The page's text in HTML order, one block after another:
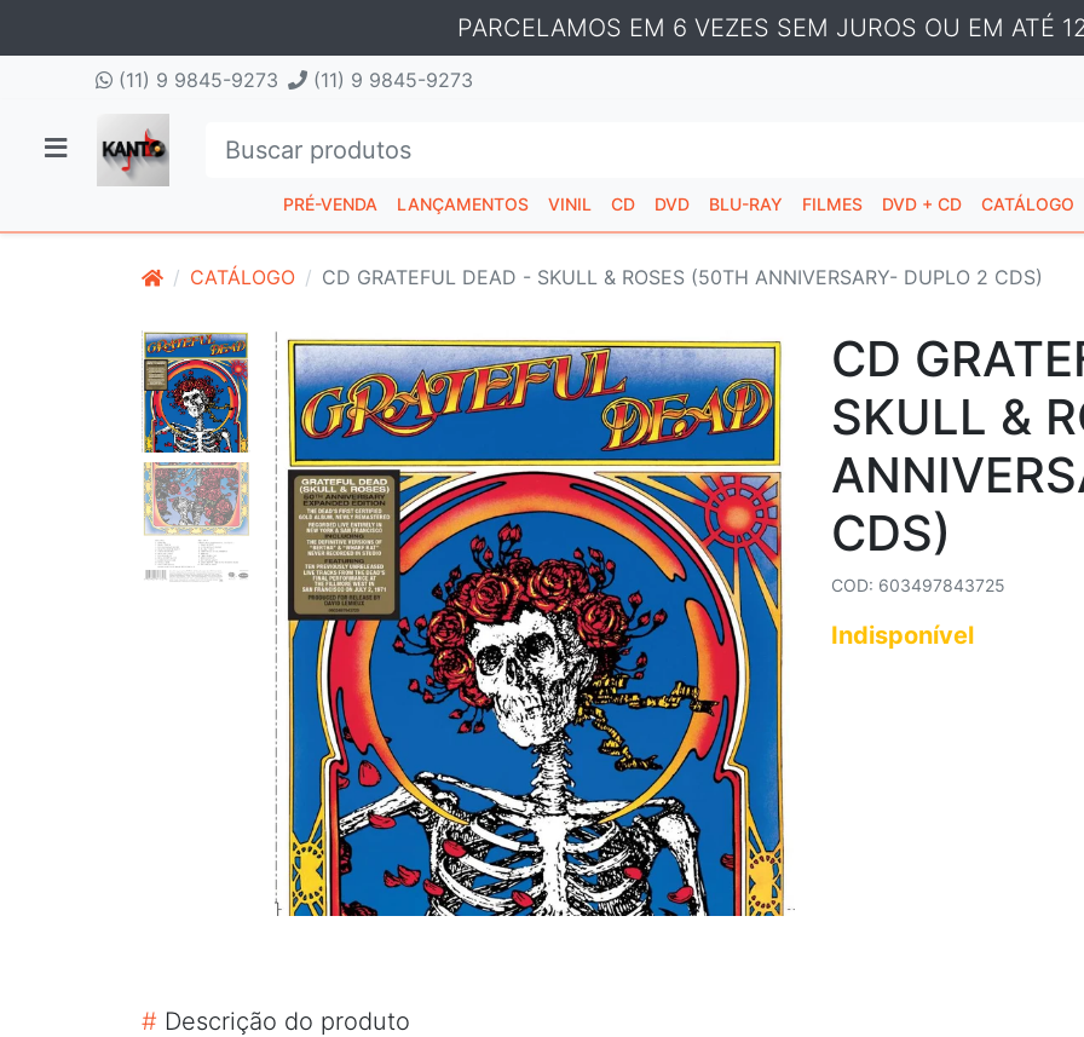
PARCELAMOS EM 6 VEZES SEM JUROS OU EM ATÉ
(11) 9 9845-9273 (11) 9 9845-9273
PRÉ-VENDA LANÇAMENTOS VINIL CD DVD BLU-RAY FILMES DVD + CD CATÁLOGO
CATÁLOGO CD GRATEFUL DEAD - SKULL & ROSES (50TH ANNIVERSARY- DUPLO 2 CDS)
CD
SKULL &
CDS)
COD: 603497843725
Indisponível
# Descrição do produto